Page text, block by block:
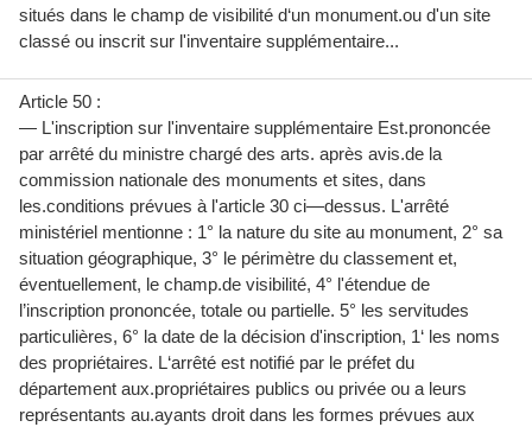
situés dans le champ de visibilité d‘un monument.ou d'un site
classé ou inscrit sur l'inventaire supplémentaire...
Article 50 :
— L'inscription sur l'inventaire supplémentaire Est.prononcée
par arrêté du ministre chargé des arts. après avis.de la
commission nationale des monuments et sites, dans
les.conditions prévues à l'article 30 ci—dessus. L'arrêté
ministériel mentionne : 1° la nature du site au monument, 2° sa
situation géographique, 3° le périmètre du classement et,
éventuellement, le champ.de visibilité, 4° l'étendue de
l’inscription prononcée, totale ou partielle. 5° les servitudes
particulières, 6° la date de la décision d'inscription, 1‘ les noms
des propriétaires. L‘arrêté est notifié par le préfet du
département aux.propriétaires publics ou privée ou a leurs
représentants au.ayants droit dans les formes prévues aux